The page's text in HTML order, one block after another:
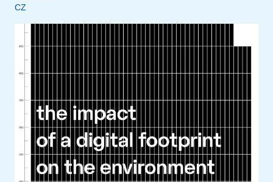
CZ